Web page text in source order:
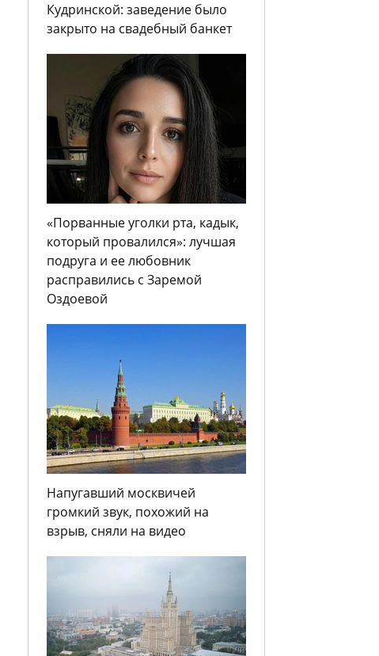
Кудринской: заведение было
закрыто на свадебный банкет
«Порванные уголки рта, кадык,
который провалился»: лучшая
подруга и ее любовник
расправились с Заремой
Оздоевой
Напугавший москвичей
громкий звук, похожий на
взрыв, сняли на видео